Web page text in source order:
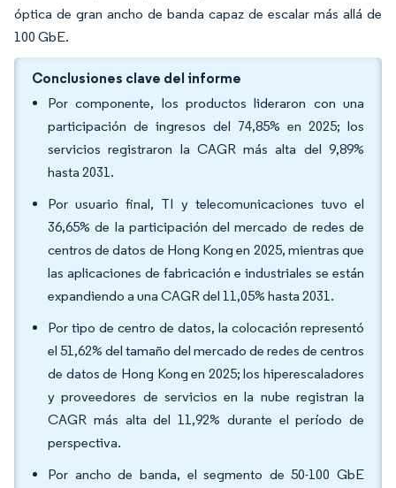
óptica de gran ancho de banda capaz de escalar más allá de
100 GbE.
Conclusiones clave del informe
Por componente, los productos lideraron con una
participación de ingresos del 74,85% en 2025; los
servicios registraron la CAGR más alta del 9,89%
hasta 2031.
Por usuario final, TI y telecomunicaciones tuvo el
36,65% de la participación del mercado de redes de
centros de datos de Hong Kong en 2025, mientras que
las aplicaciones de fabricación e industriales se están
expandiendo a una CAGR del 11,05% hasta 2031.
Por tipo de centro de datos, la colocación representó
el 51,62% del tamaño del mercado de redes de centros
de datos de Hong Kong en 2025; los hiperescaladores
y proveedores de servicios en la nube registran la
CAGR más alta del 11,92% durante el período de
perspectiva.
Por ancho de banda, el segmento de 50-100 GbE